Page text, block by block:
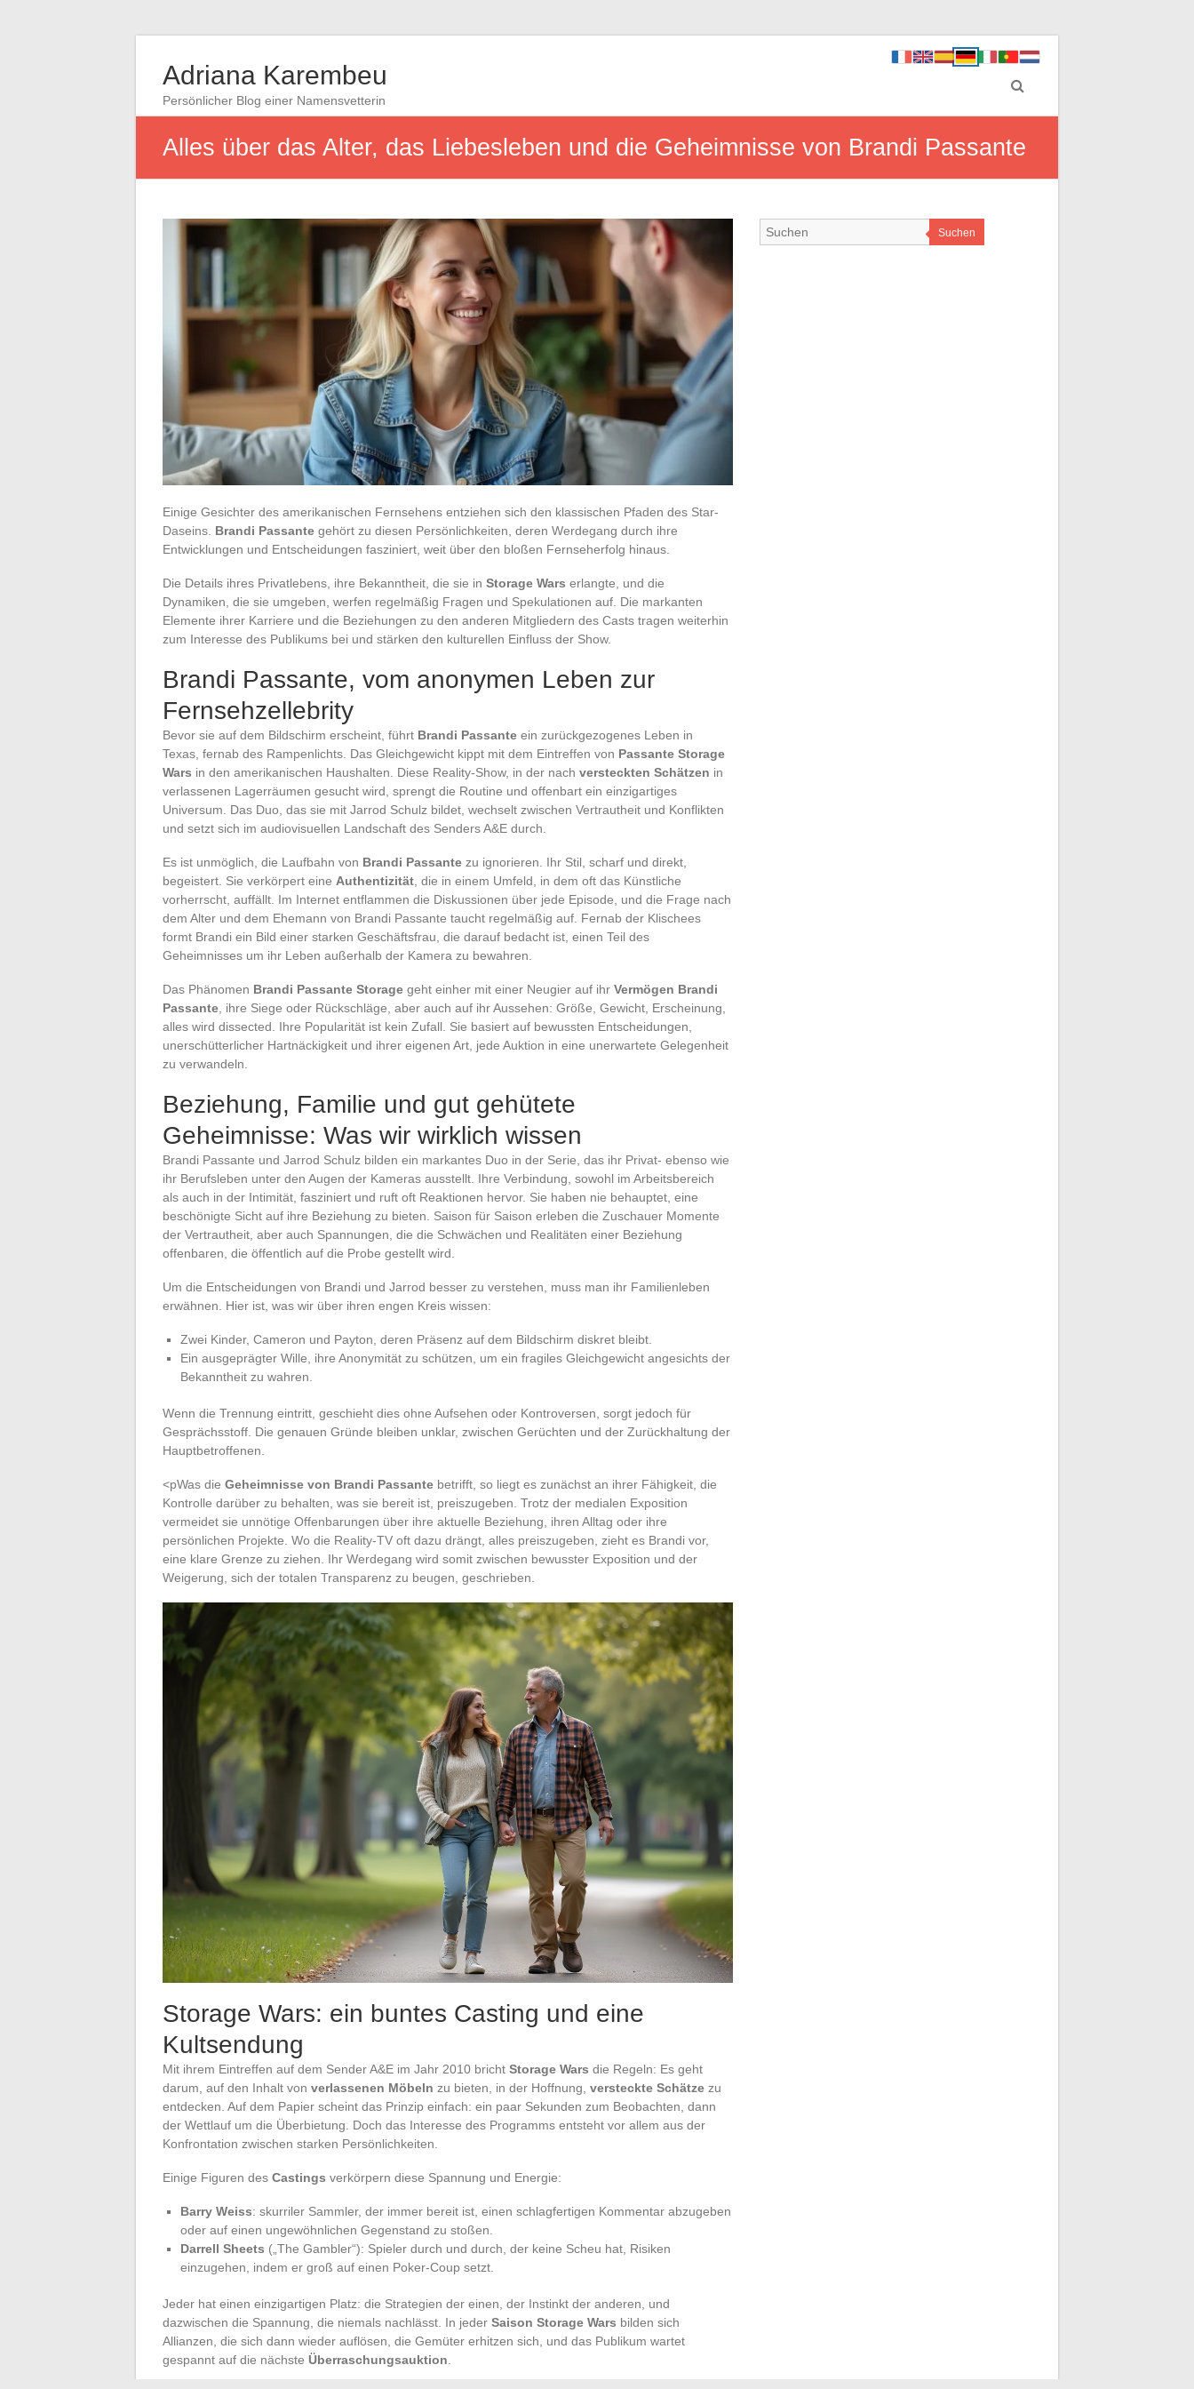
Adriana Karembeu
Persönlicher Blog einer Namensvetterin
Alles über das Alter, das Liebesleben und die Geheimnisse von Brandi Passante
Einige Gesichter des amerikanischen Fernsehens entziehen sich den klassischen Pfaden des Star-
Daseins. Brandi Passante gehört zu diesen Persönlichkeiten, deren Werdegang durch ihre
Entwicklungen und Entscheidungen fasziniert, weit über den bloßen Fernseherfolg hinaus.
Die Details ihres Privatlebens, ihre Bekanntheit, die sie in Storage Wars erlangte, und die
Dynamiken, die sie umgeben, werfen regelmäßig Fragen und Spekulationen auf. Die markanten
Elemente ihrer Karriere und die Beziehungen zu den anderen Mitgliedern des Casts tragen weiterhin
zum Interesse des Publikums bei und stärken den kulturellen Einfluss der Show.
Brandi Passante, vom anonymen Leben zur
Fernsehzellebrity
Bevor sie auf dem Bildschirm erscheint, führt Brandi Passante ein zurückgezogenes Leben in
Texas, fernab des Rampenlichts. Das Gleichgewicht kippt mit dem Eintreffen von Passante Storage
Wars in den amerikanischen Haushalten. Diese Reality-Show, in der nach versteckten Schätzen in
verlassenen Lagerräumen gesucht wird, sprengt die Routine und offenbart ein einzigartiges
Universum. Das Duo, das sie mit Jarrod Schulz bildet, wechselt zwischen Vertrautheit und Konflikten
und setzt sich im audiovisuellen Landschaft des Senders A&E durch.
Es ist unmöglich, die Laufbahn von Brandi Passante zu ignorieren. Ihr Stil, scharf und direkt,
begeistert. Sie verkörpert eine Authentizität , die in einem Umfeld, in dem oft das Künstliche
vorherrscht, auffällt. Im Internet entflammen die Diskussionen über jede Episode, und die Frage nach
dem Alter und dem Ehemann von Brandi Passante taucht regelmäßig auf. Fernab der Klischees
formt Brandi ein Bild einer starken Geschäftsfrau, die darauf bedacht ist, einen Teil des
Geheimnisses um ihr Leben außerhalb der Kamera zu bewahren.
Das Phänomen Brandi Passante Storage geht einher mit einer Neugier auf ihr Vermögen Brandi
Passante , ihre Siege oder Rückschläge, aber auch auf ihr Aussehen: Größe, Gewicht, Erscheinung,
alles wird dissected. Ihre Popularität ist kein Zufall. Sie basiert auf bewussten Entscheidungen,
unerschütterlicher Hartnäckigkeit und ihrer eigenen Art, jede Auktion in eine unerwartete Gelegenheit
zu verwandeln.
Beziehung, Familie und gut gehütete
Geheimnisse: Was wir wirklich wissen
Brandi Passante und Jarrod Schulz bilden ein markantes Duo in der Serie, das ihr Privat- ebenso wie
ihr Berufsleben unter den Augen der Kameras ausstellt. Ihre Verbindung, sowohl im Arbeitsbereich
als auch in der Intimität, fasziniert und ruft oft Reaktionen hervor. Sie haben nie behauptet, eine
beschönigte Sicht auf ihre Beziehung zu bieten. Saison für Saison erleben die Zuschauer Momente
der Vertrautheit, aber auch Spannungen, die die Schwächen und Realitäten einer Beziehung
offenbaren, die öffentlich auf die Probe gestellt wird.
Um die Entscheidungen von Brandi und Jarrod besser zu verstehen, muss man ihr Familienleben
erwähnen. Hier ist, was wir über ihren engen Kreis wissen:
Zwei Kinder, Cameron und Payton, deren Präsenz auf dem Bildschirm diskret bleibt.
Ein ausgeprägter Wille, ihre Anonymität zu schützen, um ein fragiles Gleichgewicht angesichts der
Bekanntheit zu wahren.
Wenn die Trennung eintritt, geschieht dies ohne Aufsehen oder Kontroversen, sorgt jedoch für
Gesprächsstoff. Die genauen Gründe bleiben unklar, zwischen Gerüchten und der Zurückhaltung der
Hauptbetroffenen.
<pWas die Geheimnisse von Brandi Passante betrifft, so liegt es zunächst an ihrer Fähigkeit, die
Kontrolle darüber zu behalten, was sie bereit ist, preiszugeben. Trotz der medialen Exposition
vermeidet sie unnötige Offenbarungen über ihre aktuelle Beziehung, ihren Alltag oder ihre
persönlichen Projekte. Wo die Reality-TV oft dazu drängt, alles preiszugeben, zieht es Brandi vor,
eine klare Grenze zu ziehen. Ihr Werdegang wird somit zwischen bewusster Exposition und der
Weigerung, sich der totalen Transparenz zu beugen, geschrieben.
Storage Wars: ein buntes Casting und eine
Kultsendung
Mit ihrem Eintreffen auf dem Sender A&E im Jahr 2010 bricht Storage Wars die Regeln: Es geht
darum, auf den Inhalt von verlassenen Möbeln zu bieten, in der Hoffnung, versteckte Schätze zu
entdecken. Auf dem Papier scheint das Prinzip einfach: ein paar Sekunden zum Beobachten, dann
der Wettlauf um die Überbietung. Doch das Interesse des Programms entsteht vor allem aus der
Konfrontation zwischen starken Persönlichkeiten.
Einige Figuren des Castings verkörpern diese Spannung und Energie:
Barry Weiss: skurriler Sammler, der immer bereit ist, einen schlagfertigen Kommentar abzugeben
oder auf einen ungewöhnlichen Gegenstand zu stoßen.
Darrell Sheets („The Gambler“): Spieler durch und durch, der keine Scheu hat, Risiken
einzugehen, indem er groß auf einen Poker-Coup setzt.
Jeder hat einen einzigartigen Platz: die Strategien der einen, der Instinkt der anderen, und
dazwischen die Spannung, die niemals nachlässt. In jeder Saison Storage Wars bilden sich
Allianzen, die sich dann wieder auflösen, die Gemüter erhitzen sich, und das Publikum wartet
gespannt auf die nächste Überraschungsauktion
Suchen